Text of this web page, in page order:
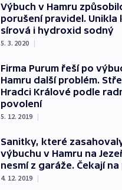
Výbuch v Hamru
porušení pravidel. Unikla
sírová i hydroxid sodný
5. 3. 2020 |
Firma Purum řeší po
Hamru další problém.
Hradci Králové podle
povolení
5. 12. 2019 |
Sanitky, které
výbuchu v Hamru na
nesmí z garáže. Čekají
4. 12. 2019 |